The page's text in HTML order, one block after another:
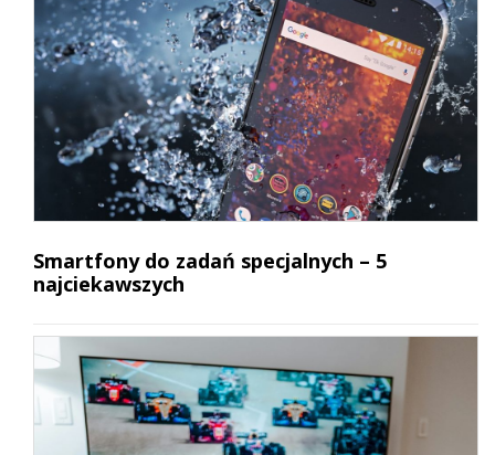
Smartfony do zadań specjalnych – 5
najciekawszych